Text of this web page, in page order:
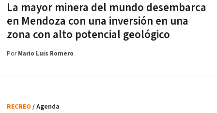
La mayor minera del mundo desembarca
en Mendoza con una inversión en una
zona con alto potencial geológico
PorMario Luis Romero
RECREO / Agenda